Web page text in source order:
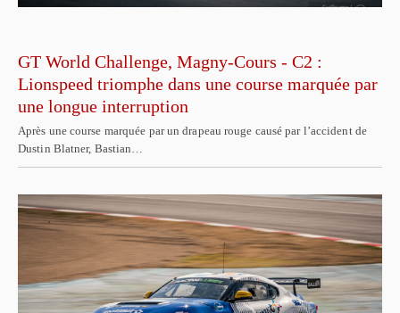
GT World Challenge, Magny-Cours - C2 :
Lionspeed triomphe dans une course marquée par
une longue interruption
Après une course marquée par un drapeau rouge causé par l’accident de
Dustin Blatner, Bastian…